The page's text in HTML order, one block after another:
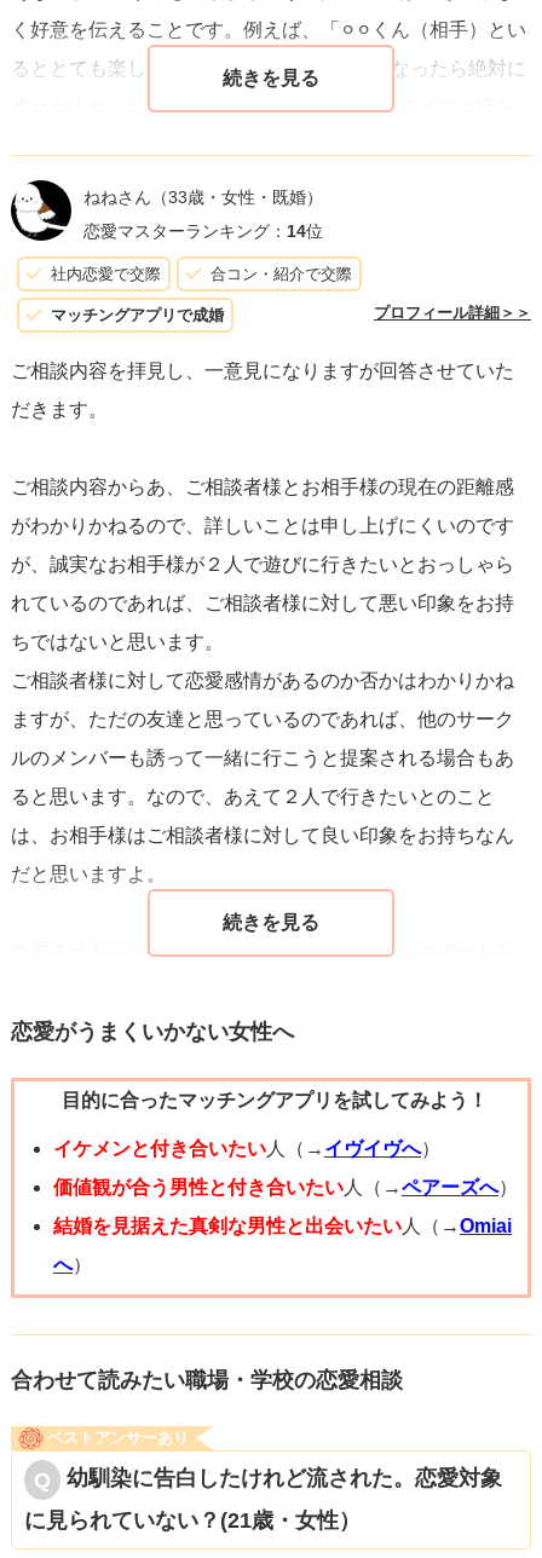
く好意を伝えることです。例えば、「⚪︎⚪︎くん（相手）とい
るととても楽しい」とか「⚪︎⚪︎くんの彼女になったら絶対に
幸せだよね」などと言ったり、好きな異性のタイプの話を
うまくいくといいですね！
応援しています！
ねねさん （33歳・女性・既婚）
恋愛マスターランキング： 14位
社内恋愛で交際 合コン・紹介で交際
マッチングアプリで成婚 プロフィール詳細＞＞
ご相談内容を拝見し、一意見になりますが回答させていた
だきます。
ご相談内容からあ、ご相談者様とお相手様の現在の距離感
がわかりかねるので、詳しいことは申し上げにくいのです
が、誠実なお相手様が２人で遊びに行きたいとおっしゃら
れているのであれば、ご相談者様に対して悪い印象をお持
ちではないと思います。
ご相談者様に対して恋愛感情があるのか否かはわかりかね
ますが、ただの友達と思っているのであれば、他のサーク
ルのメンバーも誘って一緒に行こうと提案される場合もあ
ると思います。なので、あえて２人で行きたいとのこと
は、お相手様はご相談者様に対して良い印象をお持ちなん
だと思いますよ。
進展させたいとのことですが、まずはボーリングデートを
お相手様にとっても、２人の時間が楽しいものとなれば、
ボーリングだけでなく、その前後でカフェにいってゆっく
り話す時間を作ったり、今の時期ですとイベントなどの話
題を出して、次のデートにつながるようにするのもよいか
と思います。
何か参考になりましたら幸いです。
恋愛がうまくいかない女性へ
目的に合ったマッチングアプリを試してみよう！
イケメンと付き合いたい人（→ イヴイヴへ）
価値観が合う男性と付き合いたい人（→ペアーズへ）
結婚を見据えた真剣な男性と出会いたい人（→Omiai
へ）
合わせて読みたい職場・学校の恋愛相談
ベストアンサーあり
幼馴染に告白したけれど流された。恋愛対象
に見られていない？(21歳・女性）